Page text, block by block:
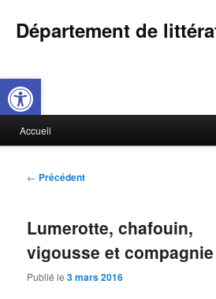
Ouvrir la barre d’outils
Département de
Aller
principal
Aller
secondaire
Accueil
N
i
a
t
← Précédent
Lumerotte, chafouin,
vigousse et compagnie
Publié le3 mars 2016